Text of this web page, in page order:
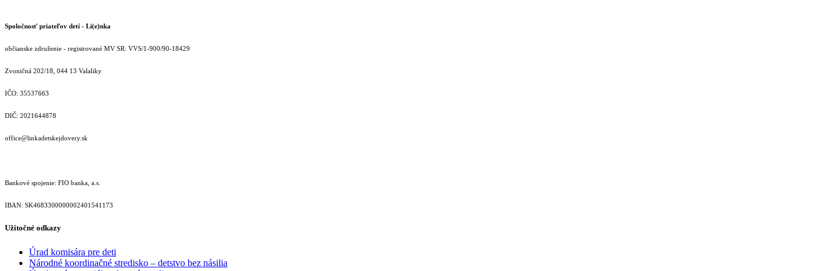
Spoločnosť priateľov detí - Li(e)nka
občianske združenie - registrované MV SR: VVS/1-900/90-18429
Zvoničná 202/18, 044 13 Valaliky
IČO: 35537663
DIČ: 2021644878
office@linkadetskejdovery.sk
Bankové spojenie: FIO banka, a.s.
IBAN: SK46833000000­02401541173
Užitočné odkazy
Úrad komisára pre deti
Národné koordinačné stredisko – detstvo bez násilia